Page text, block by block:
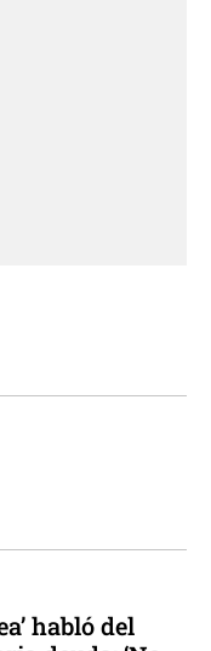
habló del